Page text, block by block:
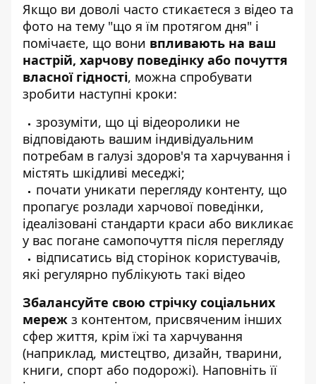
Якщо ви доволі часто стикаєтеся з відео та
фото на тему "що я їм протягом дня" і
помічаєте, що вони впливають на ваш
настрій, харчову поведінку або почуття
власної гідності, можна спробувати
зробити наступні кроки:
зрозуміти, що ці відеоролики не
відповідають вашим індивідуальним
потребам в галузі здоров'я та харчування і
містять шкідливі меседжі;
почати уникати перегляду контенту, що
пропагує розлади харчової поведінки,
ідеалізовані стандарти краси або викликає
у вас погане самопочуття після перегляду
відписатись від сторінок користувачів,
які регулярно публікують такі відео
Збалансуйте свою стрічку соціальних
мереж з контентом, присвяченим інших
сфер життя, крім їжі та харчування
(наприклад, мистецтво, дизайн, тварини,
книги, спорт або подорожі). Наповніть її